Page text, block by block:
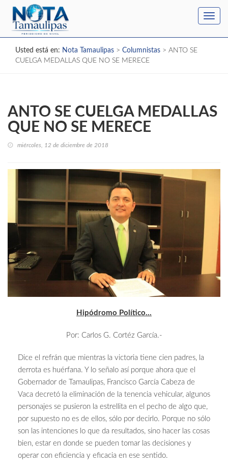
Usted está en: Nota Tamaulipas > Columnistas > ANTO SE
CUELGA MEDALLAS QUE NO SE MERECE
ANTO SE CUELGA MEDALLAS
QUE NO SE MERECE
miércoles, 12 de diciembre de 2018
Hipódromo Político…
Por: Carlos G. Cortéz García.-
Dice el refrán que mientras la victoria tiene cien padres, la
derrota es huérfana. Y lo señalo así porque ahora que el
Gobernador de Tamaulipas, Francisco García Cabeza de
Vaca decretó la eliminación de la tenencia vehicular, algunos
personajes se pusieron la estrellita en el pecho de algo que,
por supuesto no es de ellos, sólo por decirlo. Porque no sólo
son las intenciones lo que da resultados, sino hacer las cosas
bien, estar en donde se pueden tomar las decisiones y
operar con eficiencia y eficacia en ese sentido.